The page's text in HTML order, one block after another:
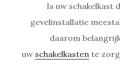
Is uw schakelkast
gevelinstallatie
daarom
uw schakelkasten te